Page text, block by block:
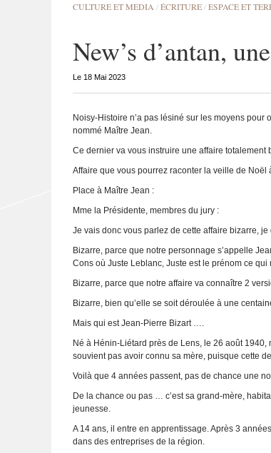
CULTURE ET MEDIA /ÉCRITURE /ESPACE ET
New’s d’antan,
Le 18 Mai 2023
Noisy-Histoire n’a pas lésiné sur les moyens pour
nommé Maître Jean.
Ce dernier va vous instruire une affaire totalement
Affaire que vous pourrez raconter la veille de
Place à Maître Jean :
Mme la Présidente, membres du jury :
Je vais donc vous parlez de cette affaire bizarre,
Bizarre, parce que notre personnage s’appelle
Cons où Juste Leblanc, Juste est le prénom ce
Bizarre, parce que notre affaire va connaître 2
Bizarre, bien qu’elle se soit déroulée à une
Mais qui est Jean-Pierre Bizart ….
Né à Hénin-Liétard près de Lens, le 26 août
souvient pas avoir connu sa mère, puisque cette
Voilà que 4 années passent, pas de chance une
De la chance ou pas … c’est sa grand-mère,
jeunesse.
A 14 ans, il entre en apprentissage. Après 3
dans des entreprises de la région.